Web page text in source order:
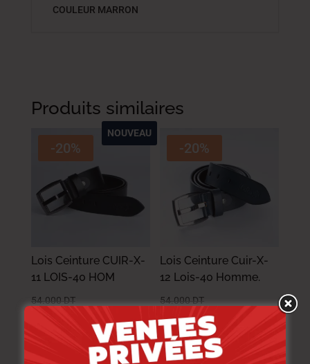
COULEUR MARRON
Produits similaires
-20%
NOUVEAU
Lois Ceinture CUIR-X-
11 LOIS-40 HOM
54.000 DT
-20%
Lois Ceinture Cuir-X-
12 Lois-40 Homme.
54.000 DT
43.200DT